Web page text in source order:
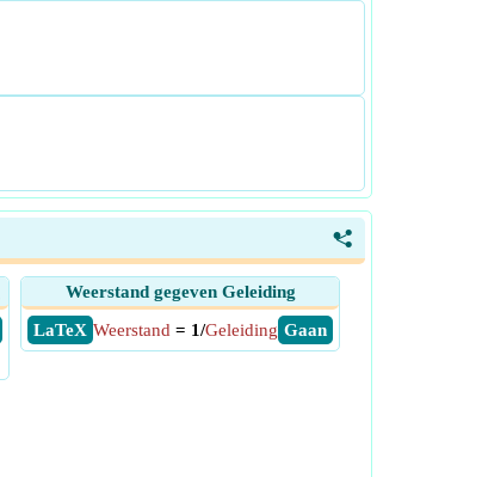
<
Weerstand gegeven Geleiding
​ LaTeX
​ Gaan
Weerstand = 1/Geleiding